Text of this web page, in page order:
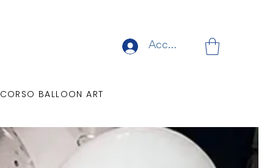
Accedi
CORSO BALLOON ART